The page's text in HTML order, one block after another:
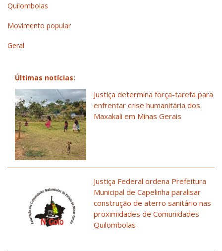
Quilombolas
Movimento popular
Geral
Últimas notícias:
Justiça determina força-tarefa para
enfrentar crise humanitária dos
Maxakali em Minas Gerais
Justiça Federal ordena Prefeitura
Municipal de Capelinha paralisar
construção de aterro sanitário nas
proximidades de Comunidades
Quilombolas